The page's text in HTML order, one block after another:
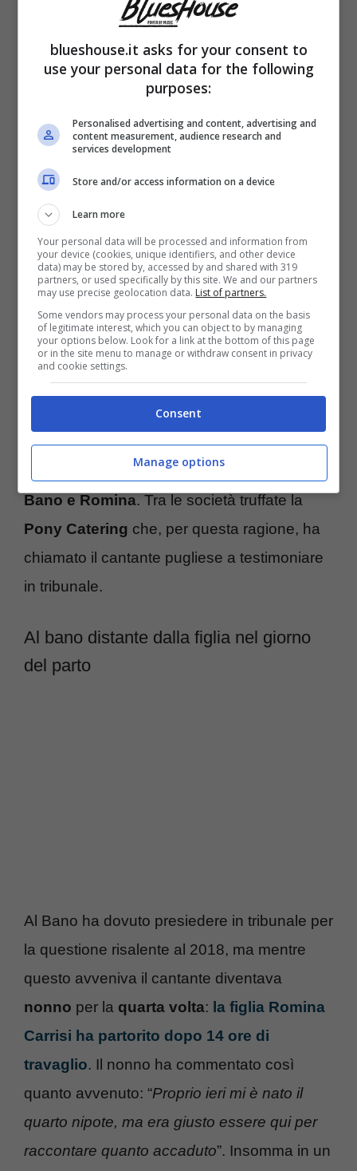
Tribunale a Rimini. Il cantante,
infatti, era stato chiamato cometestimone
dellaparte civilein unprocesso per truffa
Tutto è legato ad una questione legata ad
concertiche poi sono
eventi si sarebbero dovuti tenere alla
darsena di Rimini qualche anno fa, nel
dettaglio nel 2018. Proprio in quella
occasione, diversi cantanti italiani e non solo
avrebbero dovuto calcare il palco del
Village. Purtroppo, però, tutto questo risultò
essere una truffa. Così poco dopo alcuni
artisti avevano abbandonato parlando di
inadempienze contrattuali
c’erano:Vinicio Capossela,Loredana
Patty Pravo,Massimo Raniero
Bano e Romina. Tra le società truffate la
Pony Catering che, per questa ragione, ha
chiamato il cantante pugliese a testimoniare
in tribunale.
Al bano distante dalla figlia nel giorno
del parto
Al Bano ha dovuto presiedere in tribunale per
la questione risalente al 2018, ma mentre
questo avveniva il cantante diventava
nonno per la quarta volta: la figlia Romina
Carrisi ha partorito dopo 14 ore di
travaglio. Il nonno ha commentato così
quanto avvenuto: “Proprio ieri mi è nato il
quarto nipote, ma era giusto essere qui per
raccontare quanto accaduto”. Insomma in un
blueshouse.it asks for your consent to
use your personal data for the following
purposes:
Personalised advertising and content, advertising and
content measurement, audience research and
services development
Store and/or access information on a device
Learn more
Your personal data will be processed and information from
your device (cookies, unique identifiers, and other device
data) may be stored by, accessed by and shared with 319
partners, or used specifically by this site. We and our partners
may use precise geolocation data. List of partners.
Some vendors may process your personal data on the basis
of legitimate interest, which you can object to by managing
your options below. Look for a link at the bottom of this page
or in the site menu to manage or withdraw consent in privacy
and cookie settings.
Consent
Manage options